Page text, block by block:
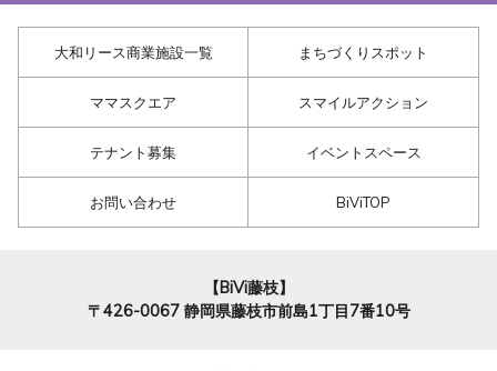
大和リース商業施設一覧 まちづくりスポット
ママスクエア スマイルアクション
テナント募集 イベントスペース
お問い合わせ BiViTOP
【BiVi藤枝】
〒426-0067 静岡県藤枝市前島1丁目7番10号